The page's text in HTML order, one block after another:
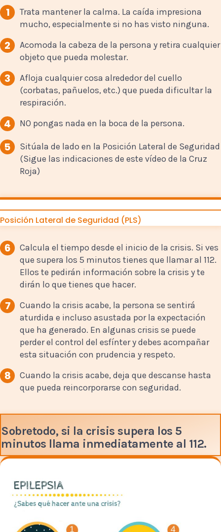
1
Trata mantener la calma. La caída impresiona
mucho, especialmente si no has visto ninguna.
2
Acomoda la cabeza de la persona y retira cualquier
objeto que pueda molestar.
3
Afloja cualquier cosa alrededor del cuello
(corbatas, pañuelos, etc.) que pueda dificultar la
respiración.
4 NO pongas nada en la boca de la persona.
5
Sitúala de lado en la Posición Lateral de Seguridad
(Sigue las indicaciones de este vídeo de la Cruz
Roja)
Posición Lateral de Seguridad (PLS)
6
Calcula el tiempo desde el inicio de la crisis. Si ves
que supera los 5 minutos tienes que llamar al 112.
Ellos te pedirán información sobre la crisis y te
dirán lo que tienes que hacer.
7
Cuando la crisis acabe, la persona se sentirá
aturdida e incluso asustada por la expectación
que ha generado. En algunas crisis se puede
perder el control del esfínter y debes acompañar
esta situación con prudencia y respeto.
8
Cuando la crisis acabe, deja que descanse hasta
que pueda reincorporarse con seguridad.
Sobretodo, si la crisis supera los 5
minutos llama inmediatamente al 112.